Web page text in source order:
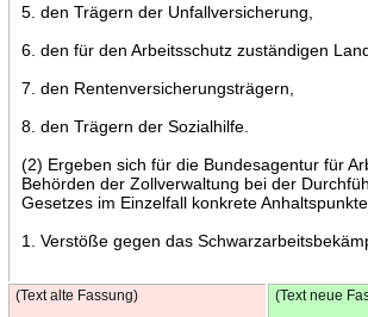
5. den Trägern der Unfallversicherung,
6. den für den Arbeitsschutz zuständigen
7. den Rentenversicherungsträgern,
8. den Trägern der Sozialhilfe.
(2) Ergeben sich für die Bundesagentur für
Behörden der Zollverwaltung bei der
Gesetzes im Einzelfall konkrete
1. Verstöße gegen das
(Text alte Fassung) (Text neue